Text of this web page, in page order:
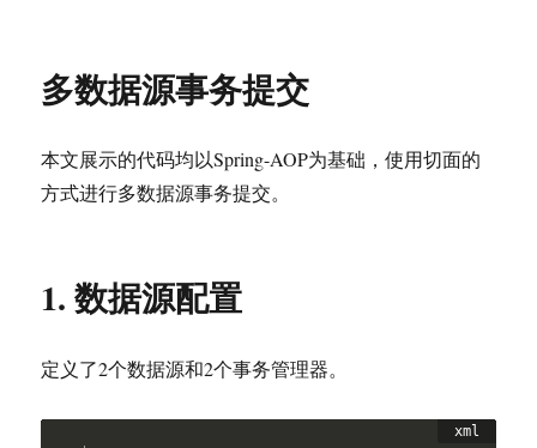
多数据源事务提交
本文展示的代码均以Spring-AOP为基础，使用切面的
方式进行多数据源事务提交。
1. 数据源配置
定义了2个数据源和2个事务管理器。